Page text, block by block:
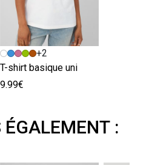
+2
T-shirt basique uni
9.99€
: